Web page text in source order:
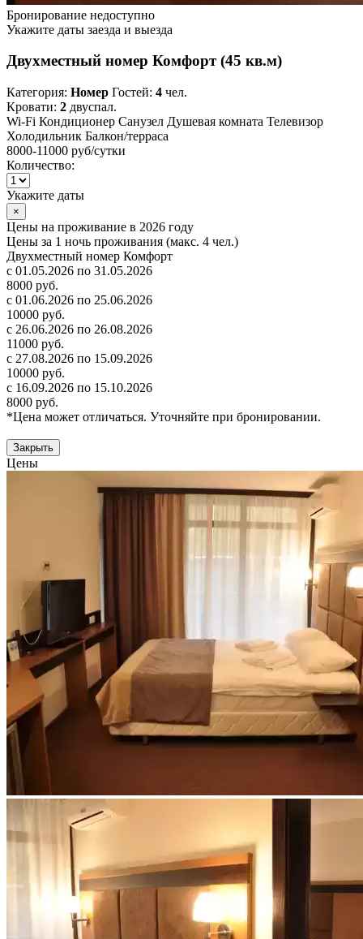
Бронирование недоступно
Укажите даты заезда и выезда
Двухместный номер Комфорт (45 кв.м)
Категория: Номер Гостей: 4 чел.
Кровати: 2 двуспал.
Wi-Fi Кондиционер Санузел Душевая комната Телевизор
Холодильник Балкон/терраса
8000-11000 руб/сутки
Количество:
Укажите даты
×
Цены на проживание в 2026 году
Цены за 1 ночь проживания (макс. 4 чел.)
Двухместный номер Комфорт
с 01.05.2026 по 31.05.2026
8000 руб.
с 01.06.2026 по 25.06.2026
10000 руб.
с 26.06.2026 по 26.08.2026
11000 руб.
с 27.08.2026 по 15.09.2026
10000 руб.
с 16.09.2026 по 15.10.2026
8000 руб.
*Цена может отличаться. Уточняйте при бронировании.
Закрыть
Цены